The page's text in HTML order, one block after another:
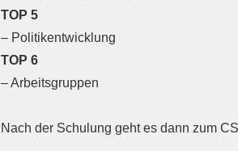
TOP 5
– Politikentwicklung
TOP 6
– Arbeitsgruppen
Nach der Schulung geht es dann zum